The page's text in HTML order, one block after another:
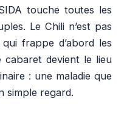
touche toutes les
Le Chili n’est pas
frappe d’abord les
cabaret devient le lieu
: une maladie que
simple regard.